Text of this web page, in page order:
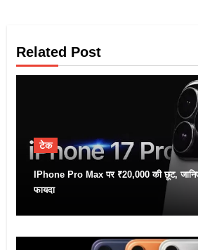
Related Post
टेक
IPhone Pro Max पर ₹20,000 की छूट,
फायदा